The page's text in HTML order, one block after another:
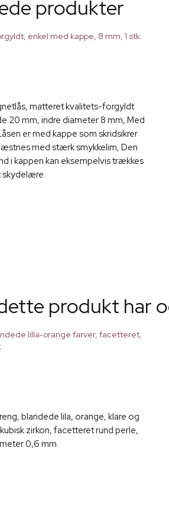
produkter
enkel med kappe, 8 mm, 1 stk.
matteret kvalitets-forgyldt
20 mm, indre diameter 8 mm, Med
er med kappe som skridsikrer
med stærk smykkelim, Den
i kappen kan eksempelvis trækkes
skydelære.
produkt har
lilla-orange farver, facetteret,
blandede lila, orange, klare og
zirkon, facetteret rund perle,
0,6 mm.